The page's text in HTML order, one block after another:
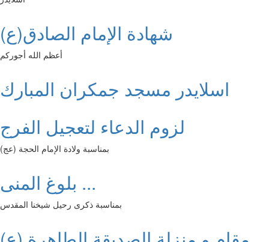
شهادة الإمام الصادق(ع)
أعظم الله أجوركم
اسلايدر مسجد جمكران المبارك
لزوم الدعاء لتعجيل الفرج
بمناسبة ولادة الإمام الحجة (عج)
بلوغ المنى ...
بمناسبة ذكرى رحيل شيخنا المقدس